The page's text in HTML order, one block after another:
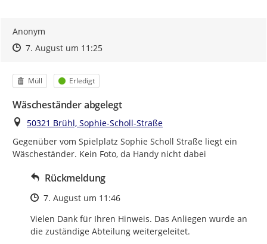
Anonym
Zeitpunkt des Erstellens
Zeitpunkt des Erstellens
7. August um 11:25Zur Äußerung
Kategorie
Müll Status
Erledigt
Wäscheständer abgelegt
Ort
50321 Brühl, Sophie-Scholl-Straße
Gegenüber vom Spielplatz Sophie Scholl Straße liegt ein
Wäscheständer. Kein Foto, da Handy nicht dabei
Rückmeldung
Zeitpunkt des Erstellens
7. August um 11:46
Vielen Dank für Ihren Hinweis. Das Anliegen wurde an
die zuständige Abteilung weitergeleitet.